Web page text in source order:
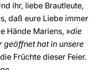
ihr, liebe Brautleute,
daß eure Liebe immer
Hände Mariens, »die
geöffnet hat in unsere
Früchte dieser Feier.